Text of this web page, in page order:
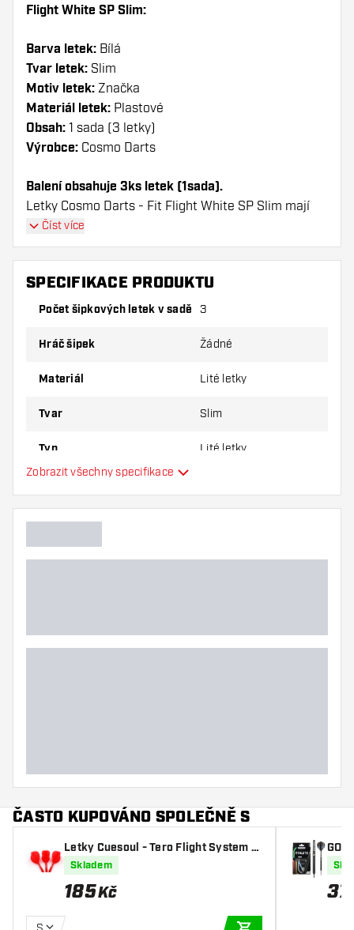
Flight White SP Slim:
Barva letek: Bílá
Tvar letek: Slim
Motiv letek: Značka
Materiál letek: Plastové
Obsah: 1 sada (3 letky)
Výrobce: Cosmo Darts
Balení obsahuje 3ks letek (1sada).
Letky Cosmo Darts - Fit Flight White SP Slim mají
dlouhou životnost. Tyto letky lze použít pouze s
násadky Cosmo Fit.
Dartshopper tip!
Ujistěte se, že máte po ruce dostatek letky a
násadky. Ty se mohou používáním poškodit
nebo zlomit.
letky, abyste zjistili, která varianta vám
Číst více
SPECIFIKACE PRODUKTU
Počet šipkových letek v sadě 3
Hráč šipek Žádné
Materiál Lité letky
Tvar Slim
Typ Lité letky
Hlavní barva
Zobrazit všechny specifikace
ČASTO KUPOVÁNO SPOLEČNĚ S
Letky Cuesoul - Tero Flight System A
K5 Rost Teardrop - Red
Skladem
185Kč
el